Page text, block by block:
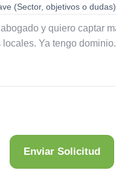
(Sector, objetivos o dudas)